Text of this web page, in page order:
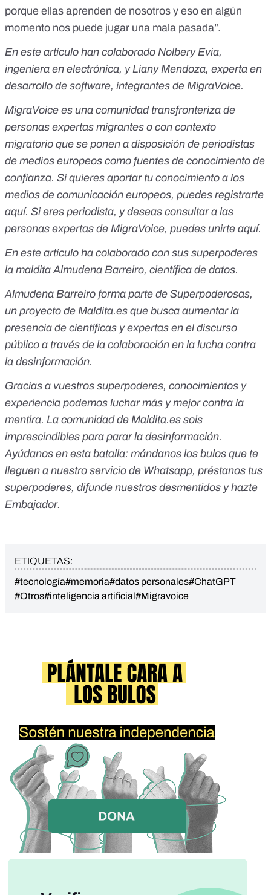
porque ellas aprenden de nosotros y eso en algún
momento nos puede jugar una mala pasada”.
En este artículo han colaborado Nolbery Evia,
ingeniera en electrónica, y Liany Mendoza, experta en
desarrollo de software, integrantes de MigraVoice.
MigraVoice es una comunidad transfronteriza de
personas expertas migrantes o con contexto
migratorio que se ponen a disposición de periodistas
de medios europeos como fuentes de conocimiento de
confianza. Si quieres aportar tu conocimiento a los
medios de comunicación europeos, puedes registrarte
aquí. Si eres periodista, y deseas consultar a las
personas expertas de MigraVoice, puedes unirte aquí.
En este artículo ha colaborado con sus superpoderes
la maldita Almudena Barreiro, científica de datos.
Almudena Barreiro forma parte de Superpoderosas,
un proyecto de Maldita.es que busca aumentar la
presencia de científicas y expertas en el discurso
público a través de la colaboración en la lucha contra
la desinformación.
Gracias a vuestros superpoderes, conocimientos y
experiencia podemos luchar más y mejor contra la
mentira. La comunidad de Maldita.es sois
imprescindibles para parar la desinformación.
Ayúdanos en esta batalla: mándanos los bulos que te
lleguen a nuestro servicio de Whatsapp, préstanos tus
superpoderes, difunde nuestros desmentidos yhazte
Embajador.
ETIQUETAS:
#tecnología#memoria#datos personales#ChatGPT
#Otros#inteligencia artificial#Migravoice